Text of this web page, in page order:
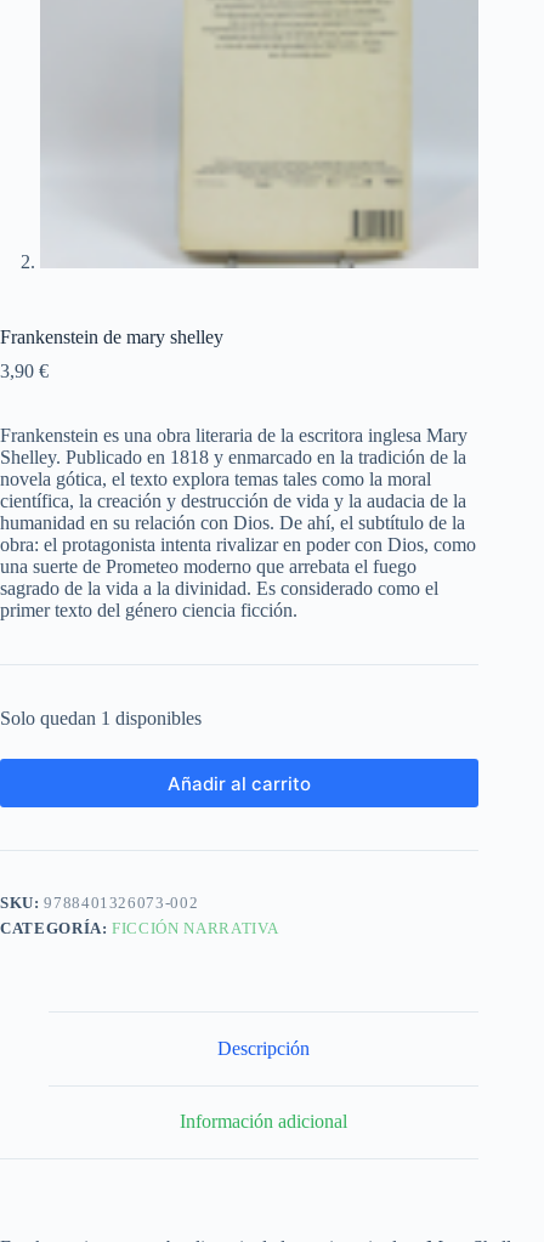
Frankenstein de mary shelley
3,90 €
Frankenstein es una obra literaria de la escritora inglesa Mary
Shelley. Publicado en 1818 y enmarcado en la tradición de la
novela gótica, el texto explora temas tales como la moral
científica, la creación y destrucción de vida y la audacia de la
humanidad en su relación con Dios. De ahí, el subtítulo de la
obra: el protagonista intenta rivalizar en poder con Dios, como
una suerte de Prometeo moderno que arrebata el fuego
sagrado de la vida a la divinidad. Es considerado como el
primer texto del género ciencia ficción.
Solo quedan 1 disponibles
Añadir al carrito
SKU:9788401326073-002
CATEGORÍA:FICCIÓN NARRATIVA
Descripción
Información adicional